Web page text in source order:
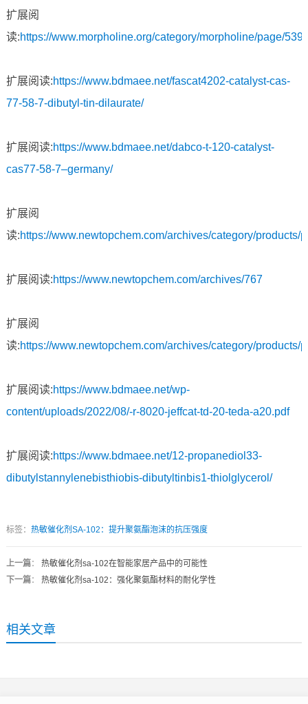
扩展阅
读:https://www.morpholine.org/category/morpholine/page/
扩展阅读:https://www.bdmaee.net/fascat4202-catalyst-cas-
77-58-7-dibutyl-tin-dilaurate/
扩展阅读:https://www.bdmaee.net/dabco-t-120-catalyst-
cas77-58-7–germany/
扩展阅
读:https://www.newtopchem.com/archives/category/products/
扩展阅读:https://www.newtopchem.com/archives/767
扩展阅
读:https://www.newtopchem.com/archives/category/products/
扩展阅读:https://www.bdmaee.net/wp-
content/uploads/2022/08/-r-8020-jeffcat-td-20-teda-a20.pdf
扩展阅读:https://www.bdmaee.net/12-propanediol33-
dibutylstannylenebisthiobis-dibutyltinbis1-thiolglycerol/
标签： 热敏催化剂SA-102：提升聚氨酯泡沫的抗压强度
上一篇： 热敏催化剂sa-102在智能家居产品中的可能性
下一篇： 热敏催化剂sa-102：强化聚氨酯材料的耐化学性
相关文章